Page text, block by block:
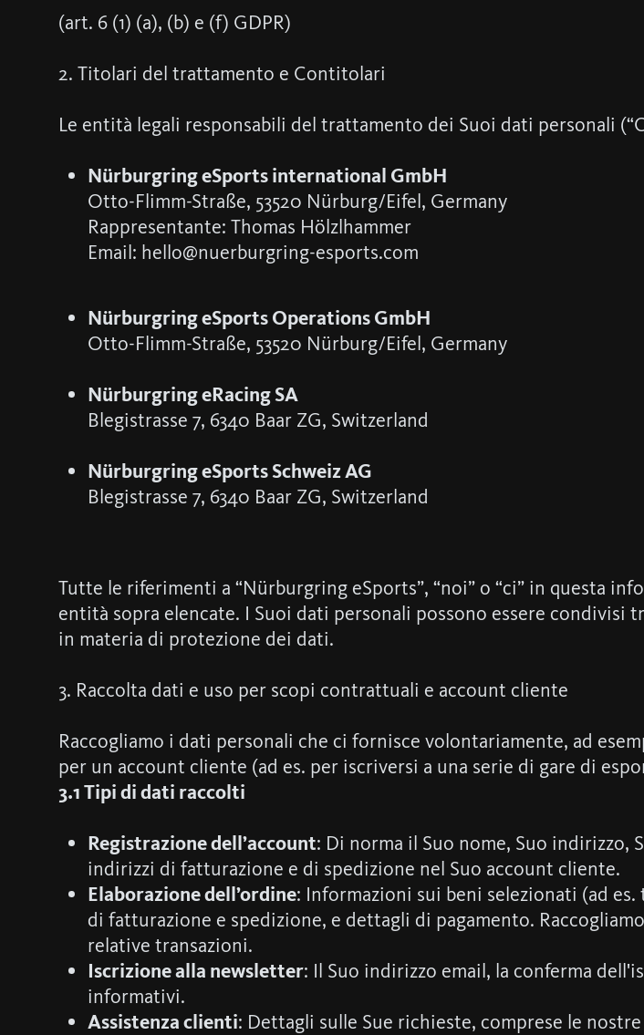
(art. 6 (1) (a), (b) e (f) GDPR)
2. Titolari del trattamento e Contitolari
Le entità legali responsabili del trattamento dei Suoi dati personali
Nürburgring eSports international GmbH
Otto-Flimm-Straße, 53520 Nürburg/Eifel, Germany
Rappresentante: Thomas Hölzlhammer
Email: hello@nuerburgring-esports.com
Nürburgring eSports Operations GmbH
Otto-Flimm-Straße, 53520 Nürburg/Eifel, Germany
Nürburgring eRacing SA
Blegistrasse 7, 6340 Baar ZG, Switzerland
Nürburgring eSports Schweiz AG
Blegistrasse 7, 6340 Baar ZG, Switzerland
Tutte le riferimenti a “Nürburgring eSports”, “noi” o “ci” in questa
entità sopra elencate. I Suoi dati personali possono essere condivisi
in materia di protezione dei dati.
3. Raccolta dati e uso per scopi contrattuali e account cliente
Raccogliamo i dati personali che ci fornisce volontariamente, ad
per un account cliente (ad es. per iscriversi a una serie di gare di
3.1 Tipi di dati raccolti
Registrazione dell’account: Di norma il Suo nome, Suo indirizzo,
indirizzi di fatturazione e di spedizione nel Suo account cliente.
Elaborazione dell’ordine: Informazioni sui beni selezionati (ad
di fatturazione e spedizione, e dettagli di pagamento.
relative transazioni.
Iscrizione alla newsletter: Il Suo indirizzo email, la conferma
informativi.
Assistenza clienti: Dettagli sulle Sue richieste, comprese le